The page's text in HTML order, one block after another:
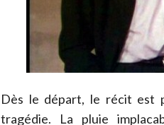
Dès le départ, le récit est
tragédie. La pluie